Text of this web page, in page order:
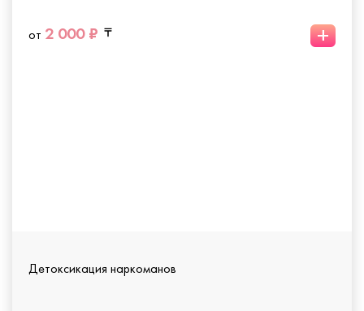
от 2 000 ₽ +
Детоксикация наркоманов